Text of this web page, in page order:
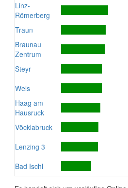
Linz-
Römerberg
Traun
Braunau
Zentrum
Steyr
Wels
Haag am
Hausruck
Vöcklabruck
Lenzing 3
Bad Ischl